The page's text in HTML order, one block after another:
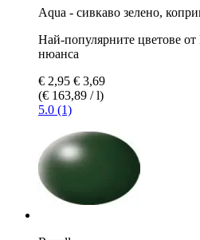
Aqua - сивкаво зелено,
Най-популярните цветове
нюанса
€ 2,95 € 3,69
(€ 163,89 / l)
5.0 (1)